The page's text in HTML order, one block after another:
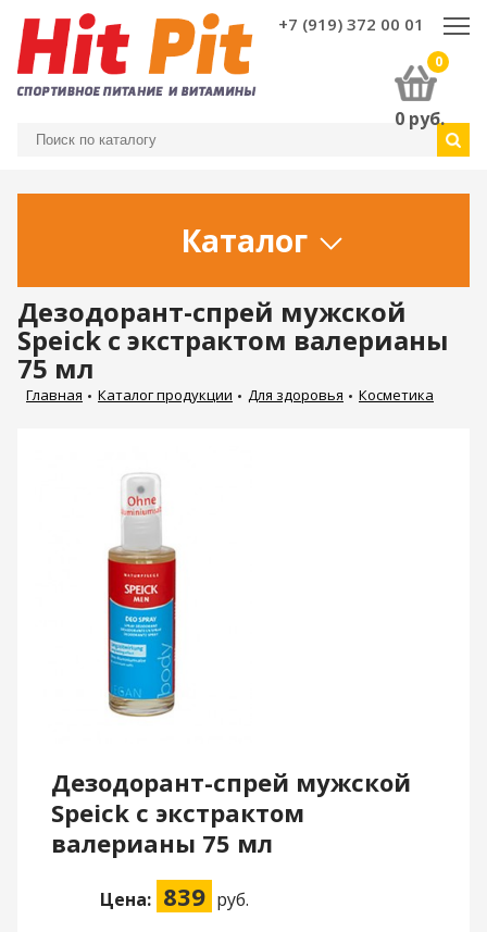
0
0 руб.
+7 (919) 372 00 01
Каталог
Дезодорант-спрей мужской
Speick с экстрактом валерианы
75 мл
Главная Каталог продукции Для здоровья Косметика
Дезодорант-спрей мужской
Speick с экстрактом
валерианы 75 мл
Цена: 839 руб.